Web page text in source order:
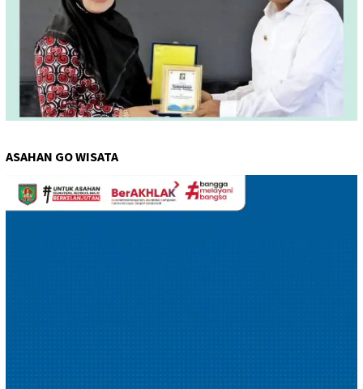
ASAHAN GO WISATA
Pemutar
Video